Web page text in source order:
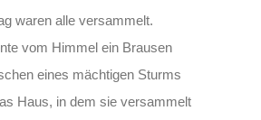
waren alle versammelt.
vom Himmel ein Brausen
eines mächtigen Sturms
Haus, in dem sie versammelt